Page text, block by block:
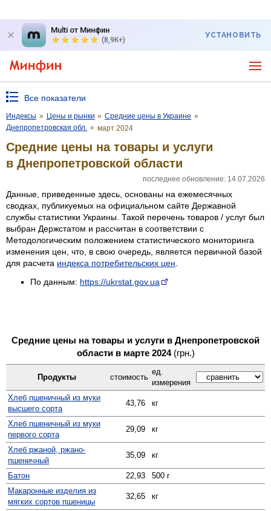
Multi от Минфин
(8,9K+)
УСТАНОВИТЬ
Все показатели
Индексы » Цены и рынки » Средние цены в Украине »
Днепропетровская обл. » март 2024
Средние цены на товары и услуги
в Днепропетровской области
последнее обновление: 14.07.2026
Данные, приведенные здесь, основаны на ежемесячных
сводках, публикуемых на официальном сайте Державной
службы статистики Украины. Такой перечень товаров / услуг был
выбран Держстатом и рассчитан в соответствии с
Методологическим положением статистического мониторинга
изменения цен, что, в свою очередь, является первичной базой
для расчета индекса потребительских цен
По данным: https://ukrstat.gov.ua
Средние цены на товары и услуги в Днепропетровской
области в марте 2024 (грн.)
Продукты стоимость
ед.
измерения
Хлеб пшеничный из муки
высшего сорта
43,76 кг
Хлеб пшеничный из муки
первого сорта
29,09 кг
Хлеб ржаной, ржано-
пшеничный
35,09 кг
Батон 22,93
500 г
Макаронные изделия из
мягких сортов пшеницы
32,65 кг